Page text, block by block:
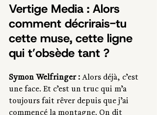
Vertige Media : Alors
comment décrirais-tu
cette muse, cette ligne
qui t’obsède tant ?
Symon Welfringer : Alors déjà, c’est
une face. Et c’est un truc qui m’a
toujours fait rêver depuis que j’ai